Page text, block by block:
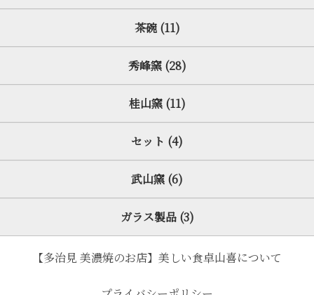
茶碗 (11)
秀峰窯 (28)
桂山窯 (11)
セット (4)
武山窯 (6)
ガラス製品 (3)
【多治見 美濃焼のお店】美しい食卓山喜について